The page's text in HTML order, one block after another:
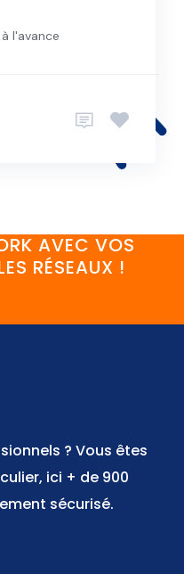
l'avance
AVEC VOS
RÉSEAUX !
? Vous êtes
ici + de 900
sécurisé.